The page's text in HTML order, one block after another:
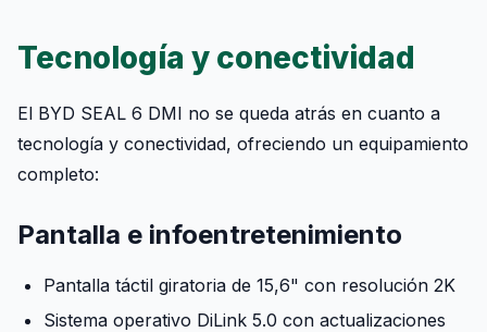
Tecnología y conectividad
El BYD SEAL 6 DMI no se queda atrás en cuanto a
tecnología y conectividad, ofreciendo un equipamiento
completo:
Pantalla e infoentretenimiento
Pantalla táctil giratoria de 15,6" con resolución 2K
Sistema operativo DiLink 5.0 con actualizaciones